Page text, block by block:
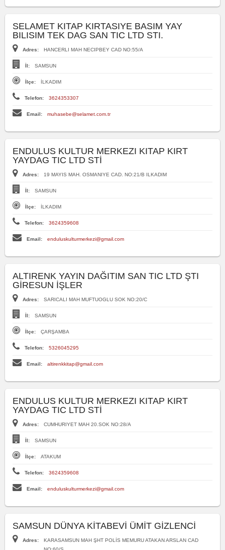
SELAMET KITAP KIRTASIYE BASIM YAY
BILISIM TEK DAG SAN TIC LTD STI.
Adres: HANCERLI MAH NECIPBEY CAD NO:55/A
İl: SAMSUN
İlçe: İLKADIM
Telefon: 3624353307
Email: muhasebe@selamet.com.tr
ENDULUS KULTUR MERKEZI KITAP KIRT
YAYDAG TIC LTD STİ
Adres: 19 MAYIS MAH. OSMANIYE CAD. NO:21/B ILKADIM
İl: SAMSUN
İlçe: İLKADIM
Telefon: 3624359608
Email: enduluskulturmerkezi@gmail.com
ALTIRENK YAYIN DAĞITIM SAN TIC LTD ŞTI
GİRESUN İŞLER
Adres: SARICALI MAH MUFTUOGLU SOK NO:20/C
İl: SAMSUN
İlçe: ÇARŞAMBA
Telefon: 5326045295
Email: altirenkkitap@gmail.com
ENDULUS KULTUR MERKEZI KITAP KIRT
YAYDAG TIC LTD STİ
Adres: CUMHURIYET MAH 20.SOK NO:28/A
İl: SAMSUN
İlçe: ATAKUM
Telefon: 3624359608
Email: enduluskulturmerkezi@gmail.com
SAMSUN DÜNYA KİTABEVİ ÜMİT GİZLENCİ
Adres:
KARASAMSUN MAH ŞHT POLİS MEMURU ATAKAN ARSLAN CAD